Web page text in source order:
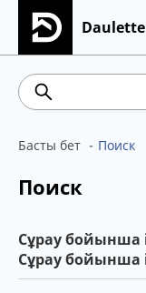
Сіздің
Басты бет Поиск
Поиск
Сұрау бойынша
Сұрау бойынша